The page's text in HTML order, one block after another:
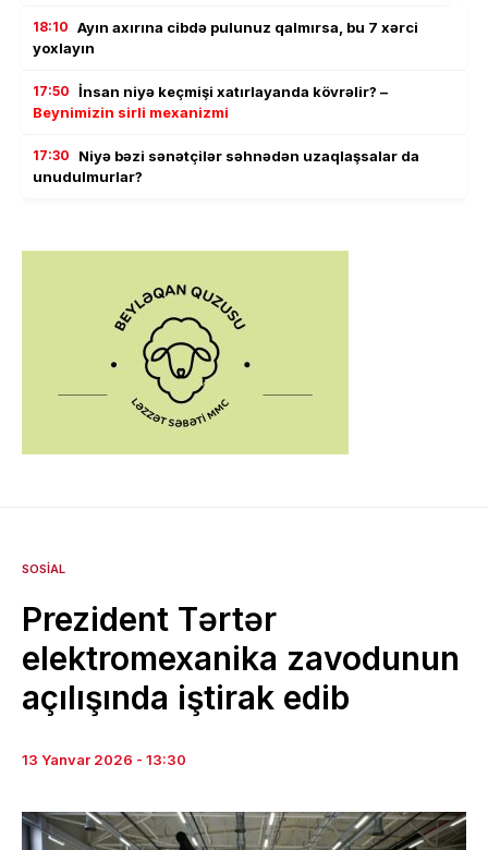
18:10 Ayın axırına cibdə pulunuz qalmırsa, bu 7 xərci
yoxlayın
17:50 İnsan niyə keçmişi xatırlayanda kövrəlir? –
Beynimizin sirli mexanizmi
17:30
Niyə bəzi sənətçilər səhnədən uzaqlaşsalar da
unudulmurlar?
SOSIAL
Prezident Tərtər
elektromexanika zavodunun
açılışında iştirak edib
13 Yanvar 2026 - 13:30